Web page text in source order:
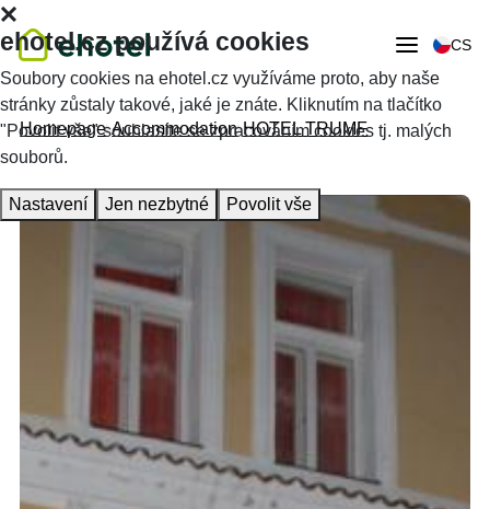
CS
Homepage Accommodation HOTEL TRUMF
ehotel.cz používá cookies
Soubory cookies na ehotel.cz využíváme proto, aby naše
stránky zůstaly takové, jaké je znáte. Kliknutím na tlačítko
"Povolit vše" souhlasíte se zpracováním cookies tj. malých
souborů.
Nastavení Jen nezbytné Povolit vše